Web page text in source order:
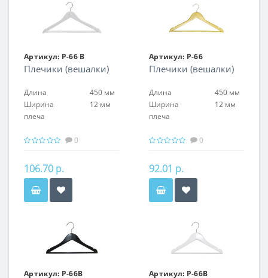
Артикул: P-66 B
Плечики (вешалки)
Длина
450 мм
Ширина
плеча
12 мм
0
106.70 р.
Артикул: P-66
Плечики (вешалки)
Длина
450 мм
Ширина
плеча
12 мм
0
92.01 р.
Артикул: P-66B Артикул: P-66B